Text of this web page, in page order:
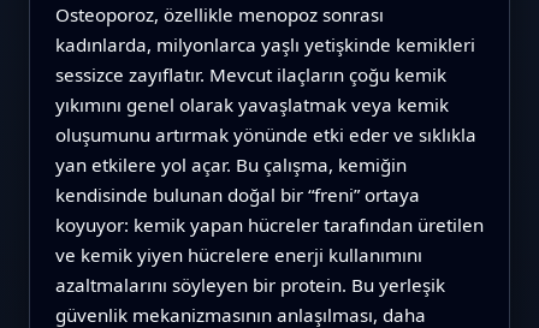
Osteoporoz, özellikle menopoz sonrası
kadınlarda, milyonlarca yaşlı yetişkinde kemikleri
sessizce zayıflatır. Mevcut ilaçların çoğu kemik
yıkımını genel olarak yavaşlatmak veya kemik
oluşumunu artırmak yönünde etki eder ve sıklıkla
yan etkilere yol açar. Bu çalışma, kemiğin
kendisinde bulunan doğal bir “freni” ortaya
koyuyor: kemik yapan hücreler tarafından üretilen
ve kemik yiyen hücrelere enerji kullanımını
azaltmalarını söyleyen bir protein. Bu yerleşik
güvenlik mekanizmasının anlaşılması, daha